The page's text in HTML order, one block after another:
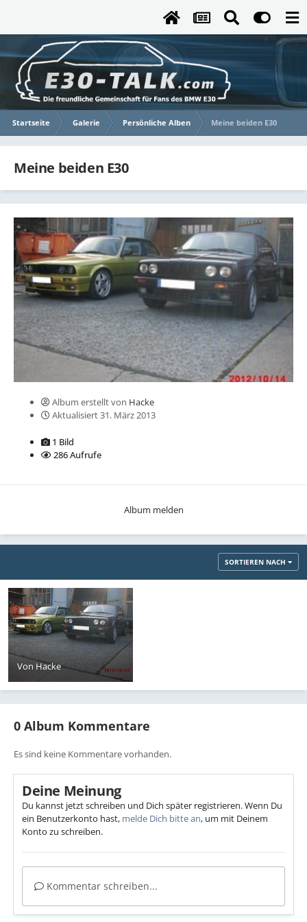
Startseite Galerie Persönliche Alben Meine beiden E30
Meine beiden E30
Album erstellt von Hacke
Aktualisiert31. März 2013
1 Bild
286 Aufrufe
Album melden
SORTIEREN NACH
Von Hacke
0 Album Kommentare
Es sind keine Kommentare vorhanden.
Deine Meinung
Du kannst jetzt schreiben und Dich später registrieren. Wenn Du
ein Benutzerkonto hast, melde Dich bitte an, um mit Deinem
Konto zu schreiben.
Kommentar schreiben...